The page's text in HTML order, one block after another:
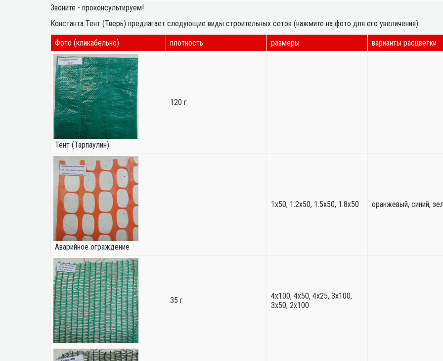
Звоните - проконсультируем!
Константа Тент (Тверь) предлагает следующие виды строительных сеток (нажмите на фото для его увеличения):
Фото (кликабельно) плотность размеры варианты расцветки
Тент (Тарпаулин)
120 г
Аварийное ограждение
1х50, 1.2х50, 1.5х50, 1.8х50 оранжевый, синий,
35 г
4х100, 4х50, 4х25, 3х100,
3х50, 2х100